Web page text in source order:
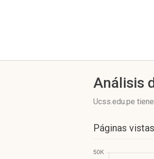
Análisis
Ucss.edu.pe
Páginas vistas